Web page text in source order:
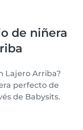
de niñera
Lajero Arriba?
perfecto de
de Babysits.